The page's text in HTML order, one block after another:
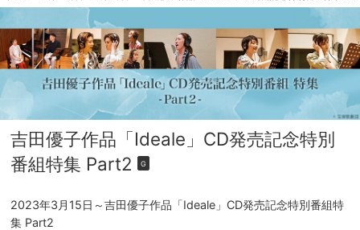
吉田優子作品「Ideale」CD発売記念特別
番組特集 Part2
G
2023年3月15日～吉田優子作品「Ideale」CD発売記念特別番組特
集 Part2